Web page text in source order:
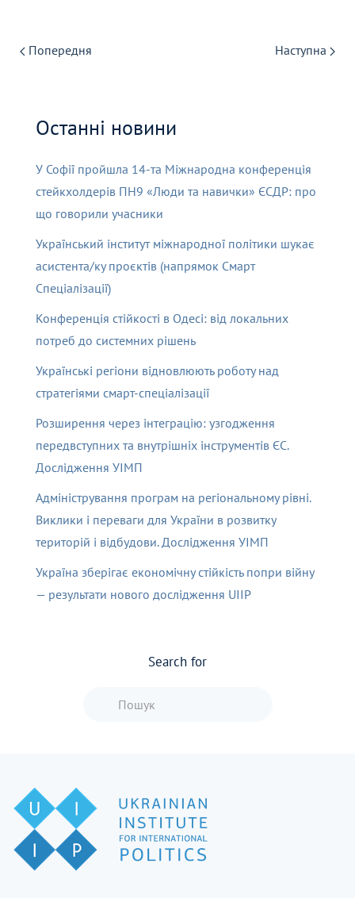
Попередня Наступна
Останні новини
У Софії пройшла 14-та Міжнародна конференція
стейкхолдерів ПН9 «Люди та навички» ЄСДР: про
що говорили учасники
Український інститут міжнародної політики шукає
асистента/ку проєктів (напрямок Смарт
Спеціалізації)
Конференція стійкості в Одесі: від локальних
потреб до системних рішень
Українські регіони відновлюють роботу над
стратегіями смарт-спеціалізації
Розширення через інтеграцію: узгодження
передвступних та внутрішніх інструментів ЄС.
Дослідження УІМП
Адміністрування програм на регіональному рівні.
Виклики і переваги для України в розвитку
територій і відбудови. Дослідження УІМП
Україна зберігає економічну стійкість попри війну
— результати нового дослідження UIIP
Search for